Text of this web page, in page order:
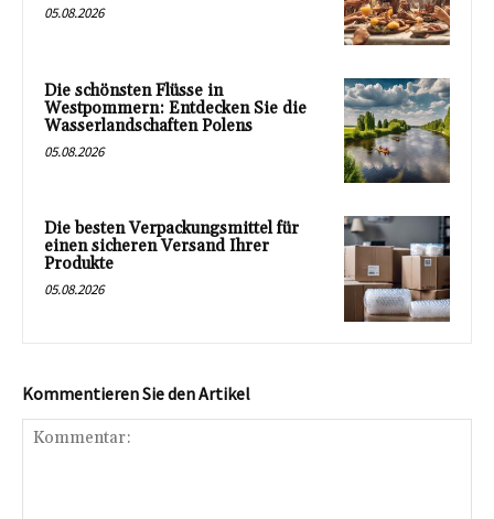
05.08.2026
Die schönsten Flüsse in
Westpommern: Entdecken Sie die
Wasserlandschaften Polens
05.08.2026
Die besten Verpackungsmittel für
einen sicheren Versand Ihrer
Produkte
05.08.2026
Kommentieren Sie den Artikel